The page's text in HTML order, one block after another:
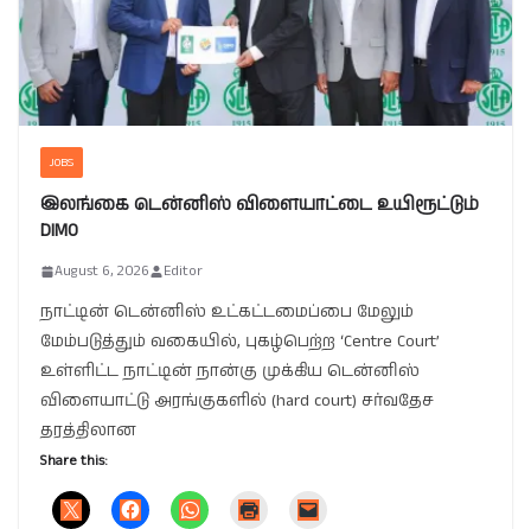
JOBS
இலங்கை டென்னிஸ் விளையாட்டை உயிரூட்டும்
DIMO
August 6, 2026 Editor
நாட்டின் டென்னிஸ் உட்கட்டமைப்பை மேலும்
மேம்படுத்தும் வகையில், புகழ்பெற்ற ‘Centre Court’
உள்ளிட்ட நாட்டின் நான்கு முக்கிய டென்னிஸ்
விளையாட்டு அரங்குகளில் (hard court) சர்வதேச
தரத்திலான
Share this: